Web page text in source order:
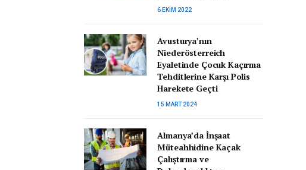
6 EKIM 2022
Avusturya’nın
Niederösterreich
Eyaletinde Çocuk Kaçırma
Tehditlerine Karşı Polis
Harekete Geçti
15 MART 2024
Almanya’da İnşaat
Müteahhidine Kaçak
Çalıştırma ve